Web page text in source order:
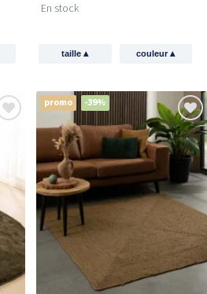
En stock
taille▴ couleur▴
promo -39%